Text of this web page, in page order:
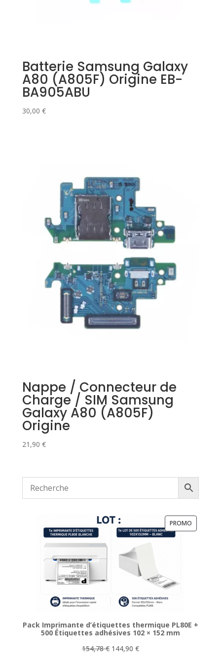
Batterie Samsung Galaxy
A80 (A805F) Origine EB-
BA905ABU
30,00 €
Nappe / Connecteur de
Charge / SIM Samsung
Galaxy A80 (A805F)
Origine
21,90 €
PROMO
Pack Imprimante d’étiquettes thermique PL80E +
500 Étiquettes adhésives 102 × 152 mm
154,78€ Le
144,90 €Le